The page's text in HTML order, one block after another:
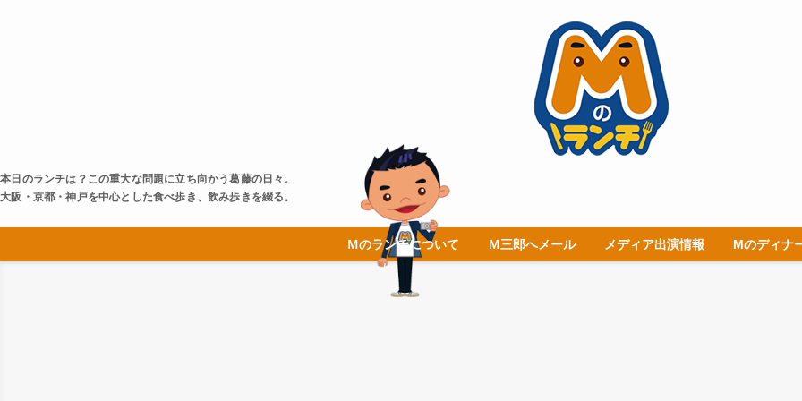
本日のランチは？この重大な問題に立ち向かう葛藤の日々。
大阪・京都・神戸を中心とした食べ歩き、飲み歩きを綴る。
Ｍのランチについて Ｍ三郎へメール メディア出演情報 Mのディナ